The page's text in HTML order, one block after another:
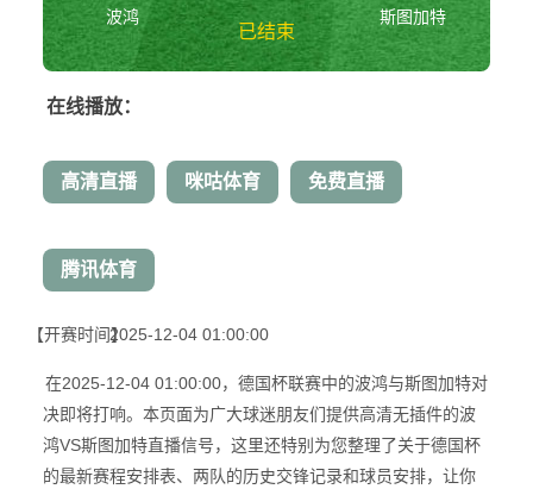
波鸿
已结束
斯图加特
在线播放：
高清直播 咪咕体育 免费直播
腾讯体育
【开赛时间】2025-12-04 01:00:00
在2025-12-04 01:00:00，德国杯联赛中的波鸿与斯图加特对
决即将打响。本页面为广大球迷朋友们提供高清无插件的波
鸿VS斯图加特直播信号，这里还特别为您整理了关于德国杯
的最新赛程安排表、两队的历史交锋记录和球员安排，让你